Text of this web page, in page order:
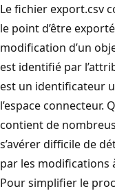
Le fichier export.csv
le point d’être
modification d’un
est identifié par
est un identificateur
l’espace connecteur.
contient de
s’avérer difficile de
par les modifications
Pour simplifier le